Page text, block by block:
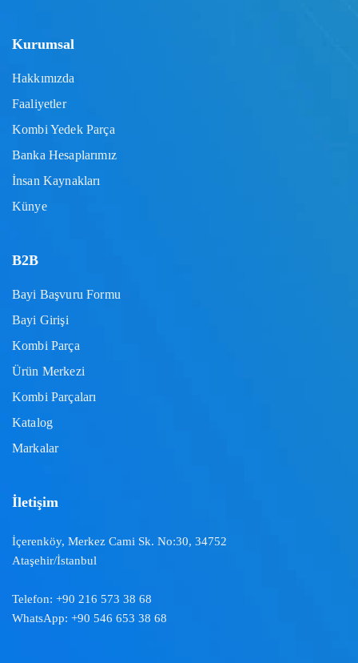
Kurumsal
Hakkımızda
Faaliyetler
Kombi Yedek Parça
Banka Hesaplarımız
İnsan Kaynakları
Künye
B2B
Bayi Başvuru Formu
Bayi Girişi
Kombi Parça
Ürün Merkezi
Kombi Parçaları
Katalog
Markalar
İletişim
İçerenköy, Merkez Cami Sk. No:30, 34752
Ataşehir/İstanbul
Telefon: +90 216 573 38 68
WhatsApp: +90 546 653 38 68